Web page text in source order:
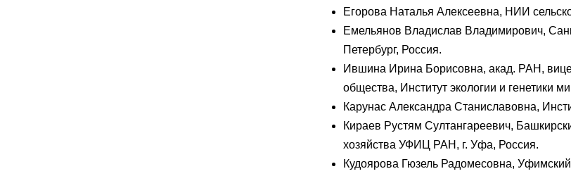
Егорова Наталья Алексеевна, НИИ
Емельянов Владислав Владимирович,
Петербург, Россия.
Ившина Ирина Борисовна, акад. РАН,
общества, Институт экологии и генетики
Карунас Александра Станиславовна,
Кираев Рустям Султангареевич,
хозяйства УФИЦ РАН, г. Уфа, Россия.
Кудоярова Гюзель Радомесовна,